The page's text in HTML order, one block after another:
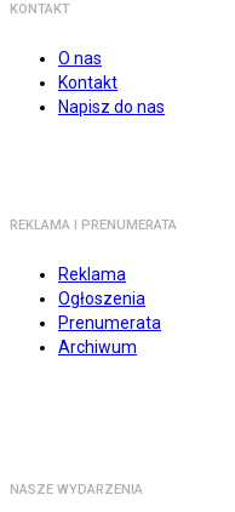
KONTAKT
O nas
Kontakt
Napisz do nas
REKLAMA I PRENUMERATA
Reklama
Ogłoszenia
Prenumerata
Archiwum
NASZE WYDARZENIA